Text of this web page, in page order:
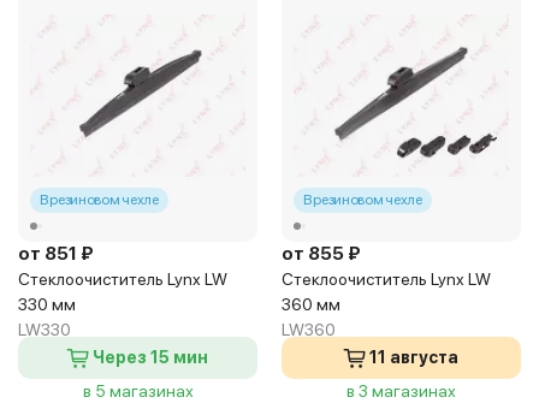
В резиновом чехле
от 851 ₽
Стеклоочиститель Lynx LW
330 мм
LW330
Через 15 мин
в 5 магазинах
В резиновом чехле
от 855 ₽
Стеклоочиститель Lynx LW
360 мм
LW360
11 августа
в 3 магазинах